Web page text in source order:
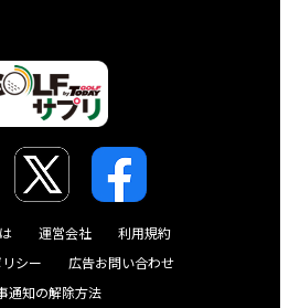
運営会社
利用規約
シー
広告お問い合わせ
通知の解除方法